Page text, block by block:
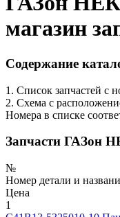
магазин
Содержание
1. Список запчастей с
2. Схема с
Номера в списке
Запчасти ГАЗон
№
Номер детали и
Цена
1